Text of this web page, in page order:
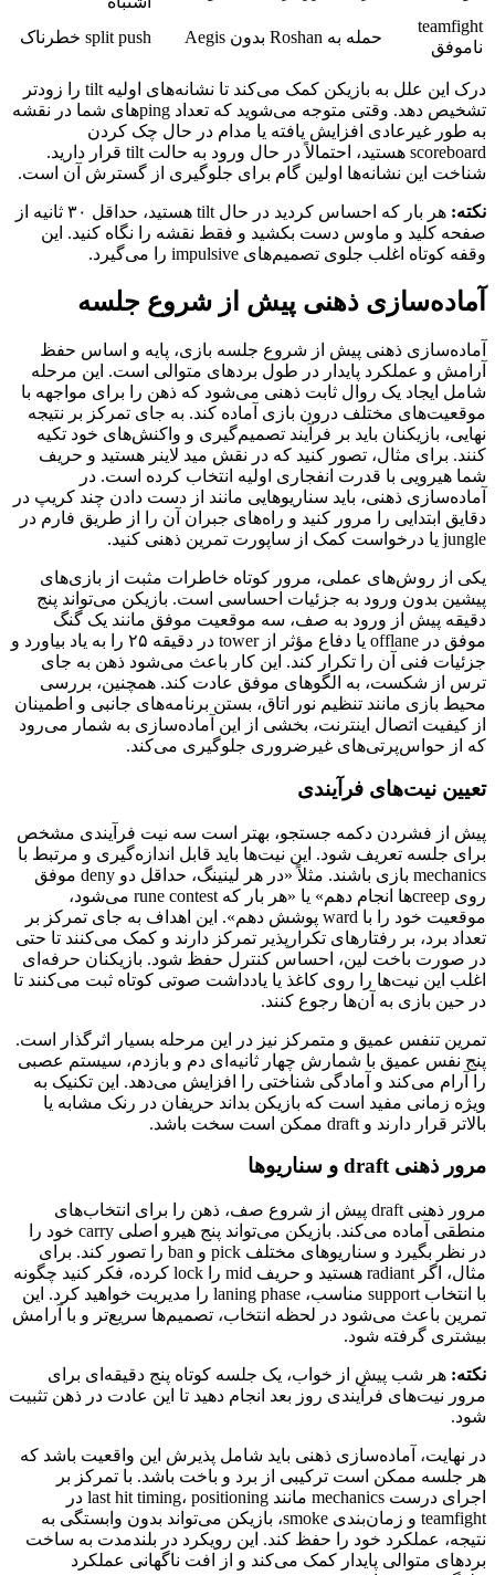
teamfight
ناموفق
حمله به Roshan بدون Aegis split push خطرناک
درک این علل به بازیکن کمک می‌کند تا نشانه‌های اولیه tilt را زودتر
تشخیص دهد. وقتی متوجه می‌شوید که تعداد pingهای شما در نقشه
به طور غیرعادی افزایش یافته یا مدام در حال چک کردن
scoreboard هستید، احتمالاً در حال ورود به حالت tilt قرار دارید.
شناخت این نشانه‌ها اولین گام برای جلوگیری از گسترش آن است.
نکته:
هر بار که احساس کردید در حال tilt هستید، حداقل ۳۰ ثانیه از
صفحه کلید و ماوس دست بکشید و فقط نقشه را نگاه کنید. این
وقفه کوتاه اغلب جلوی تصمیم‌های impulsive را می‌گیرد.
آماده‌سازی ذهنی پیش از شروع جلسه
آماده‌سازی ذهنی پیش از شروع جلسه بازی، پایه و اساس حفظ
آرامش و عملکرد پایدار در طول بردهای متوالی است. این مرحله
شامل ایجاد یک روال ثابت ذهنی می‌شود که ذهن را برای مواجهه با
موقعیت‌های مختلف درون بازی آماده کند. به جای تمرکز بر نتیجه
نهایی، بازیکنان باید بر فرآیند تصمیم‌گیری و واکنش‌های خود تکیه
کنند. برای مثال، تصور کنید که در نقش مید لاینر هستید و حریف
شما هیرویی با قدرت انفجاری اولیه انتخاب کرده است. در
آماده‌سازی ذهنی، باید سناریوهایی مانند از دست دادن چند کریپ در
دقایق ابتدایی را مرور کنید و راه‌های جبران آن را از طریق فارم در
jungle یا درخواست کمک از ساپورت تمرین ذهنی کنید.
یکی از روش‌های عملی، مرور کوتاه خاطرات مثبت از بازی‌های
پیشین بدون ورود به جزئیات احساسی است. بازیکن می‌تواند پنج
دقیقه پیش از ورود به صف، سه موقعیت موفق مانند یک گنگ
موفق در offlane یا دفاع مؤثر از tower در دقیقه ۲۵ را به یاد بیاورد و
جزئیات فنی آن را تکرار کند. این کار باعث می‌شود ذهن به جای
ترس از شکست، به الگوهای موفق عادت کند. همچنین، بررسی
محیط بازی مانند تنظیم نور اتاق، بستن برنامه‌های جانبی و اطمینان
از کیفیت اتصال اینترنت، بخشی از این آماده‌سازی به شمار می‌رود
که از حواس‌پرتی‌های غیرضروری جلوگیری می‌کند.
تعیین نیت‌های فرآیندی
پیش از فشردن دکمه جستجو، بهتر است سه نیت فرآیندی مشخص
برای جلسه تعریف شود. این نیت‌ها باید قابل اندازه‌گیری و مرتبط با
mechanics بازی باشند. مثلاً «در هر لینینگ، حداقل دو deny موفق
روی creepها انجام دهم» یا «هر بار که rune contest می‌شود،
موقعیت خود را با ward پوشش دهم». این اهداف به جای تمرکز بر
تعداد برد، بر رفتارهای تکرارپذیر تمرکز دارند و کمک می‌کنند تا حتی
در صورت باخت لین، احساس کنترل حفظ شود. بازیکنان حرفه‌ای
اغلب این نیت‌ها را روی کاغذ یا یادداشت صوتی کوتاه ثبت می‌کنند تا
در حین بازی به آن‌ها رجوع کنند.
تمرین تنفس عمیق و متمرکز نیز در این مرحله بسیار اثرگذار است.
پنج نفس عمیق با شمارش چهار ثانیه‌ای دم و بازدم، سیستم عصبی
را آرام می‌کند و آمادگی شناختی را افزایش می‌دهد. این تکنیک به
ویژه زمانی مفید است که بازیکن بداند حریفان در رنک مشابه یا
بالاتر قرار دارند و draft ممکن است سخت باشد.
مرور ذهنی draft و سناریوها
مرور ذهنی draft پیش از شروع صف، ذهن را برای انتخاب‌های
منطقی آماده می‌کند. بازیکن می‌تواند پنج هیرو اصلی carry خود را
در نظر بگیرد و سناریوهای مختلف pick و ban را تصور کند. برای
مثال، اگر radiant هستید و حریف mid را lock کرده، فکر کنید چگونه
با انتخاب support مناسب، laning phase را مدیریت خواهید کرد. این
تمرین باعث می‌شود در لحظه انتخاب، تصمیم‌ها سریع‌تر و با آرامش
بیشتری گرفته شود.
نکته: هر شب پیش از خواب، یک جلسه کوتاه پنج دقیقه‌ای برای
مرور نیت‌های فرآیندی روز بعد انجام دهید تا این عادت در ذهن تثبیت
شود.
در نهایت، آماده‌سازی ذهنی باید شامل پذیرش این واقعیت باشد که
هر جلسه ممکن است ترکیبی از برد و باخت باشد. با تمرکز بر
اجرای درست mechanics مانند last hit timing، positioning در
teamfight و زمان‌بندی smoke، بازیکن می‌تواند بدون وابستگی به
نتیجه، عملکرد خود را حفظ کند. این رویکرد در بلندمدت به ساخت
بردهای متوالی پایدار کمک می‌کند و از افت ناگهانی عملکرد